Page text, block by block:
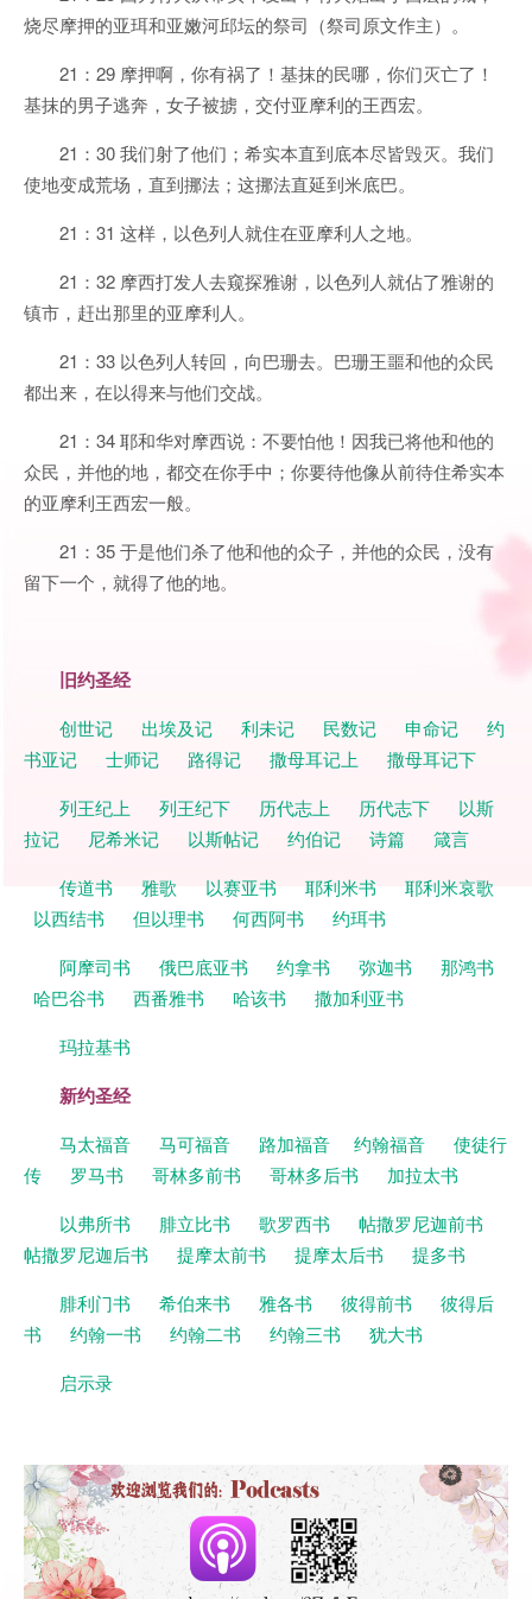
烧尽摩押的亚珥和亚嫩河邱坛的祭司（祭司原文作主）。
21：29 摩押啊，你有祸了！基抹的民哪，你们灭亡了！
基抹的男子逃奔，女子被掳，交付亚摩利的王西宏。
21：30 我们射了他们；希实本直到底本尽皆毁灭。我们
使地变成荒场，直到挪法；这挪法直延到米底巴。
21：31 这样，以色列人就住在亚摩利人之地。
21：32 摩西打发人去窥探雅谢，以色列人就佔了雅谢的
镇市，赶出那里的亚摩利人。
21：33 以色列人转回，向巴珊去。巴珊王噩和他的众民
都出来，在以得来与他们交战。
21：34 耶和华对摩西说：不要怕他！因我已将他和他的
众民，并他的地，都交在你手中；你要待他像从前待住希实本
的亚摩利王西宏一般。
21：35 于是他们杀了他和他的众子，并他的众民，没有
留下一个，就得了他的地。
旧约圣经
创世记 出埃及记 利未记 民数记 申命记
约
书亚记
士师记 路得记 撒母耳记上
撒母耳记下
列王纪上
列王纪下 历代志上 历代志下
以斯
拉记
尼希米记 以斯帖记 约伯记 诗篇
箴言
传道书
雅歌 以赛亚书 耶利米书
耶利米哀歌
以西结书
但以理书 何西阿书
约珥书
阿摩司书
俄巴底亚书 约拿书 弥迦书
那鸿书
哈巴谷书
西番雅书 哈该书
撒加利亚书
玛拉基书
新约圣经
马太福音 马可福音 路加福音 约翰福音
使徒行
传
罗马书 哥林多前书 哥林多后书
加拉太书
以弗所书
腓立比书 歌罗西书
帖撒罗尼迦前书
帖撒罗尼迦后书
提摩太前书 提摩太后书
提多书
腓利门书
希伯来书 雅各书 彼得前书
彼得后
书
约翰一书 约翰二书 约翰三书
犹大书
启示录